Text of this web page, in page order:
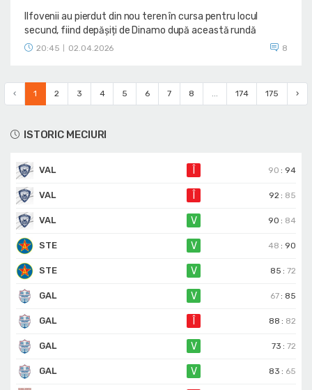
ISTORIC MECIURI
VAL 90 : 94
VAL 92 : 85
VAL V 90 : 84
STE V 48 : 90
STE V 85 :72
GAL V 67 : 85
GAL 88 : 82
GAL V 73 :72
GAL V 83 : 65
Ilfovenii au pierdut din nou teren în cursa pentru locul
secund, fiind depășiți de Dinamo după această rundă
20:45 02.04.2026 8
‹ 1 2 3 4 5 6 7 8 ... 174 175 ›